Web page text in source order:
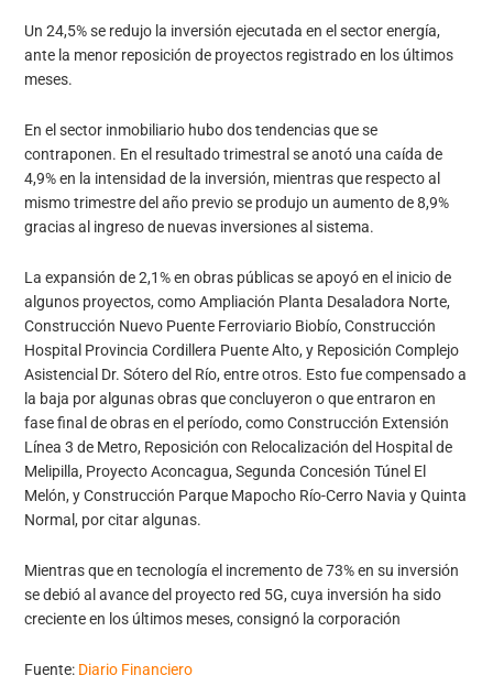
Un 24,5% se redujo la inversión ejecutada en el sector energía,
ante la menor reposición de proyectos registrado en los últimos
meses.
En el sector inmobiliario hubo dos tendencias que se
contraponen. En el resultado trimestral se anotó una caída de
4,9% en la intensidad de la inversión, mientras que respecto al
mismo trimestre del año previo se produjo un aumento de 8,9%
gracias al ingreso de nuevas inversiones al sistema.
La expansión de 2,1% en obras públicas se apoyó en el inicio de
algunos proyectos, como Ampliación Planta Desaladora Norte,
Construcción Nuevo Puente Ferroviario Biobío, Construcción
Hospital Provincia Cordillera Puente Alto, y Reposición Complejo
Asistencial Dr. Sótero del Río, entre otros. Esto fue compensado a
la baja por algunas obras que concluyeron o que entraron en
fase final de obras en el período, como Construcción Extensión
Línea 3 de Metro, Reposición con Relocalización del Hospital de
Melipilla, Proyecto Aconcagua, Segunda Concesión Túnel El
Melón, y Construcción Parque Mapocho Río-Cerro Navia y Quinta
Normal, por citar algunas.
Mientras que en tecnología el incremento de 73% en su inversión
se debió al avance del proyecto red 5G, cuya inversión ha sido
creciente en los últimos meses, consignó la corporación
Fuente: Diario Financiero